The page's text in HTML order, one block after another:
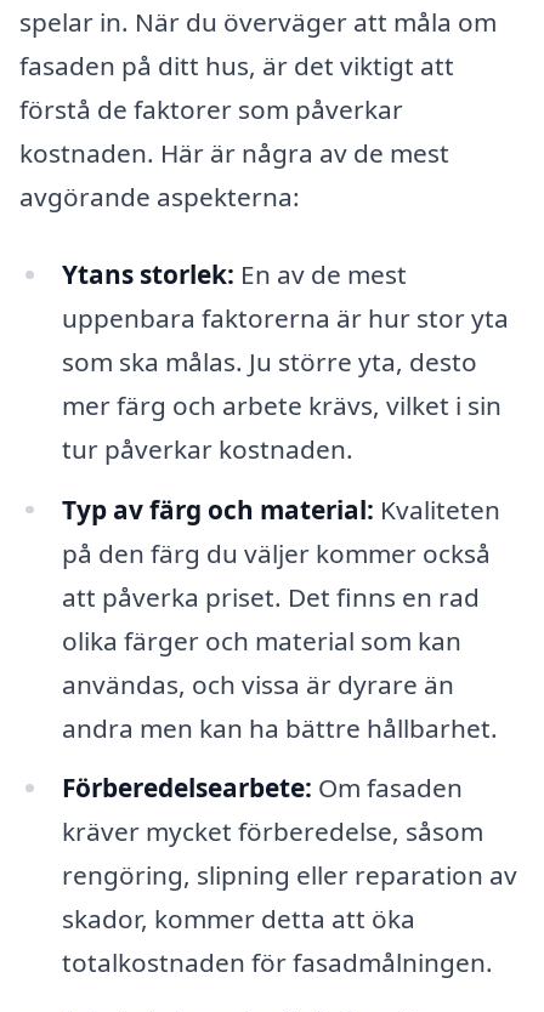
spelar in. När du överväger att måla om
fasaden på ditt hus, är det viktigt att
förstå de faktorer som påverkar
kostnaden. Här är några av de mest
avgörande aspekterna:
Ytans storlek: En av de mest
uppenbara faktorerna är hur stor yta
som ska målas. Ju större yta, desto
mer färg och arbete krävs, vilket i sin
tur påverkar kostnaden.
Typ av färg och material: Kvaliteten
på den färg du väljer kommer också
att påverka priset. Det finns en rad
olika färger och material som kan
användas, och vissa är dyrare än
andra men kan ha bättre hållbarhet.
Förberedelsearbete: Om fasaden
kräver mycket förberedelse, såsom
rengöring, slipning eller reparation av
skador, kommer detta att öka
totalkostnaden för fasadmålningen.